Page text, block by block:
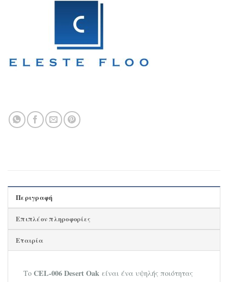
Περιγραφή
Επιπλέον πληροφορίες
Εταιρία
Το CEL-006 Desert Oak είναι ένα υψηλής ποιότητας